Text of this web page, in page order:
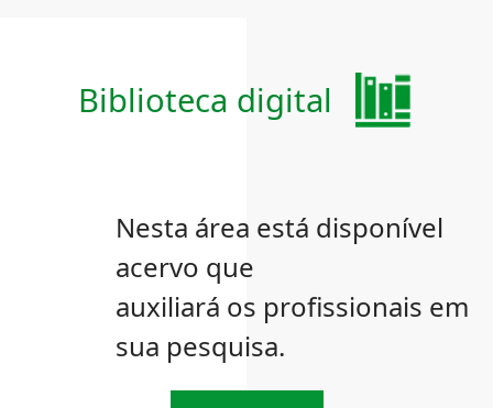
Biblioteca digital
Nesta área está disponível
acervo que
auxiliará os profissionais em
sua pesquisa.